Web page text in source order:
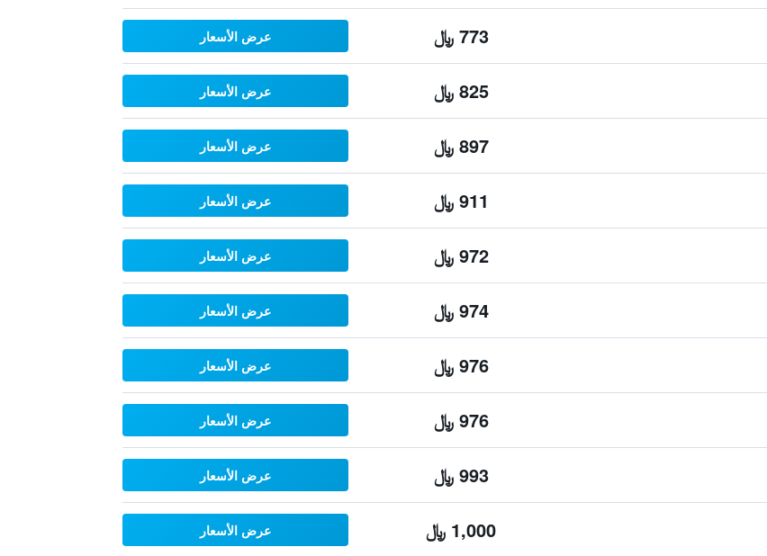
773 ﷼ عرض الأسعار
825 ﷼ عرض الأسعار
897 ﷼ عرض الأسعار
911 ﷼ عرض الأسعار
972 ﷼ عرض الأسعار
974 ﷼ عرض الأسعار
976 ﷼ عرض الأسعار
976 ﷼ عرض الأسعار
993 ﷼ عرض الأسعار
1,000 ﷼ عرض الأسعار